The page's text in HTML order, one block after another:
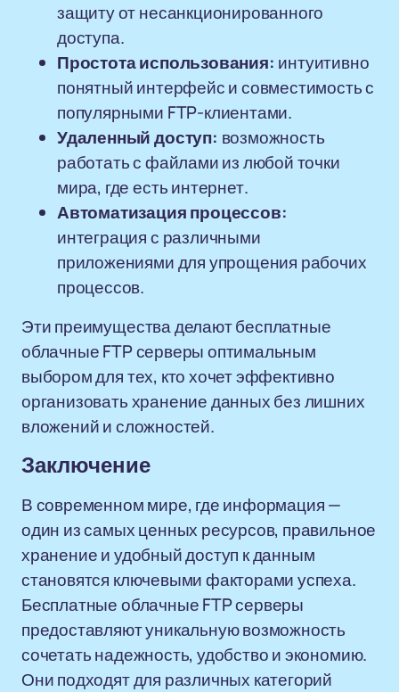
защиту от несанкционированного
доступа.
Простота использования: интуитивно
понятный интерфейс и совместимость с
популярными FTP-клиентами.
Удаленный доступ: возможность
работать с файлами из любой точки
мира, где есть интернет.
Автоматизация процессов:
интеграция с различными
приложениями для упрощения рабочих
процессов.
Эти преимущества делают бесплатные
облачные FTP серверы оптимальным
выбором для тех, кто хочет эффективно
организовать хранение данных без лишних
вложений и сложностей.
Заключение
В современном мире, где информация —
один из самых ценных ресурсов, правильное
хранение и удобный доступ к данным
становятся ключевыми факторами успеха.
Бесплатные облачные FTP серверы
предоставляют уникальную возможность
сочетать надежность, удобство и экономию.
Они подходят для различных категорий